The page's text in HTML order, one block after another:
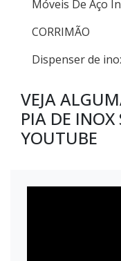
Móveis De Aço
CORRIMÃO
Dispenser de
VEJA
PIA DE
YOUTUBE